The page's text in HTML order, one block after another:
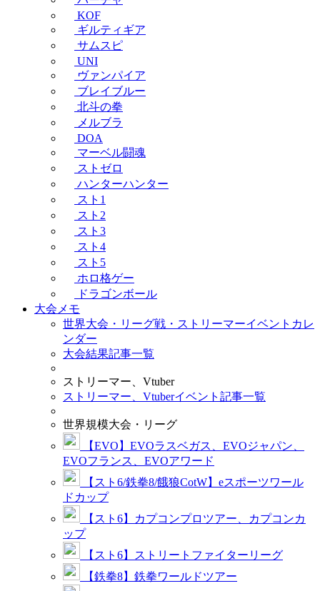
KOF
ギルティギア
サムスピ
UNI
ヴァンパイア
ブレイブルー
北斗の拳
メルブラ
DOA
マーベル闘魂
ストゼロ
ハンターハンター
スト1
スト2
スト3
スト4
スト5
ホロ格ゲー
ドラゴンボール
大会メモ
世界大会・リーグ戦・ストリーマーイベントカレ
ンダー
大会結果記事一覧
ストリーマー、Vtuber
ストリーマー、Vtuberイベント記事一覧
世界規模大会・リーグ
【EVO】EVOラスベガス、EVOジャパン、
EVOフランス、EVOアワード
【スト6/鉄拳8/餓狼CotW】eスポーツワール
ドカップ
【スト6】カプコンプロツアー、カプコンカ
ップ
【スト6】ストリートファイターリーグ
【鉄拳8】鉄拳ワールドツアー